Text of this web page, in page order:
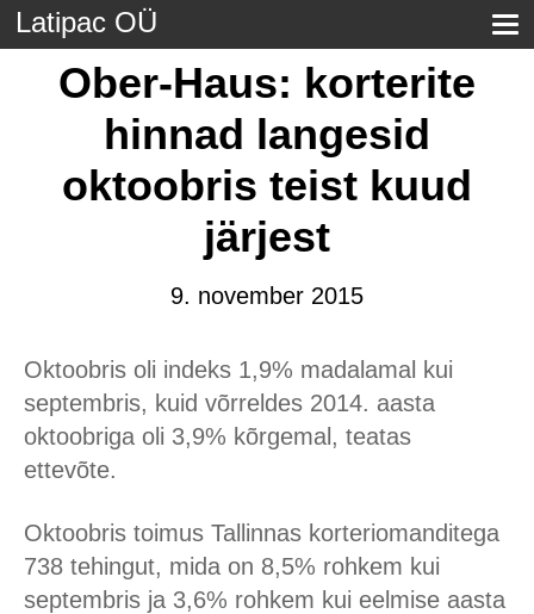
Latipac OÜ
Ober-Haus: korterite
hinnad langesid
oktoobris teist kuud
järjest
9. november 2015
Oktoobris oli indeks 1,9% madalamal kui
septembris, kuid võrreldes 2014. aasta
oktoobriga oli 3,9% kõrgemal, teatas
ettevõte.
Oktoobris toimus Tallinnas korteriomanditega
738 tehingut, mida on 8,5% rohkem kui
septembris ja 3,6% rohkem kui eelmise aasta